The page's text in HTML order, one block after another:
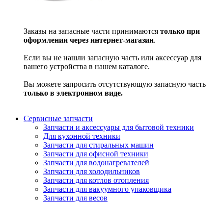
Заказы на запасные части принимаются только при
оформлении через интернет-магазин.
Если вы не нашли запасную часть или аксессуар для
вашего устройства в нашем каталоге.
Вы можете запросить отсутствующую запасную часть
только в электронном виде.
Сервисные запчасти
Запчасти и аксессуары для бытовой техники
Для кухонной техники
Запчасти для стиральных машин
Запчасти для офисной техники
Запчасти для водонагревателей
Запчасти для холодильников
Запчасти для котлов отопления
Запчасти для вакуумного упаковщика
Запчасти для весов